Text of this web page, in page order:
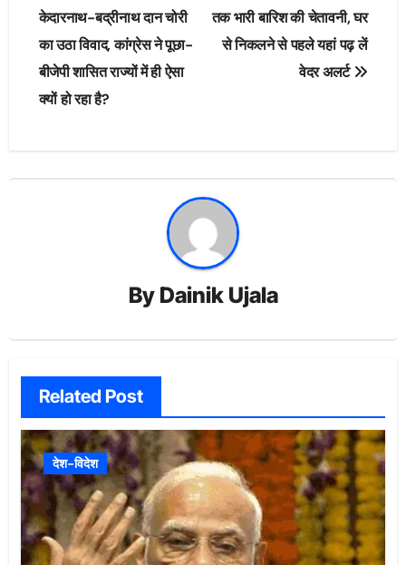
navigation
केदारनाथ-बद्रीनाथ दान चोरी
का उठा विवाद, कांग्रेस ने पूछा-
बीजेपी शासित राज्यों में ही ऐसा
क्यों हो रहा है?
तक भारी बारिश की चेतावनी, घर
से निकलने से पहले यहां पढ़ लें
वेदर अलर्ट
By Dainik Ujala
Related Post
देश-विदेश